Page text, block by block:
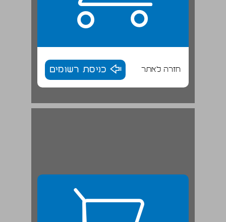
חזרה לאתר כניסת רשומים